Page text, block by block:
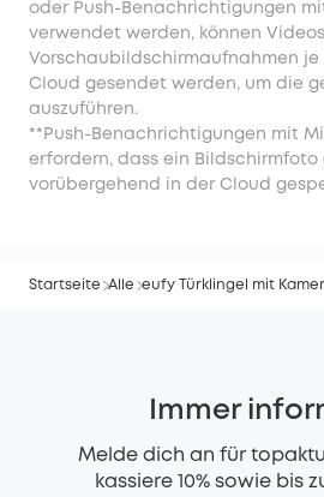
oder Push-Benachrichtigungen
verwendet werden, können
Vorschaubildschirmaufnahmen
Cloud gesendet werden, um die
auszuführen.
**Push-Benachrichtigungen mit
erfordern, dass ein Bildschirmfoto
vorübergehend in der Cloud
Startseite Alle eufy Türklingel mit
Immer
Melde dich an für
kassiere 10% sowie bis